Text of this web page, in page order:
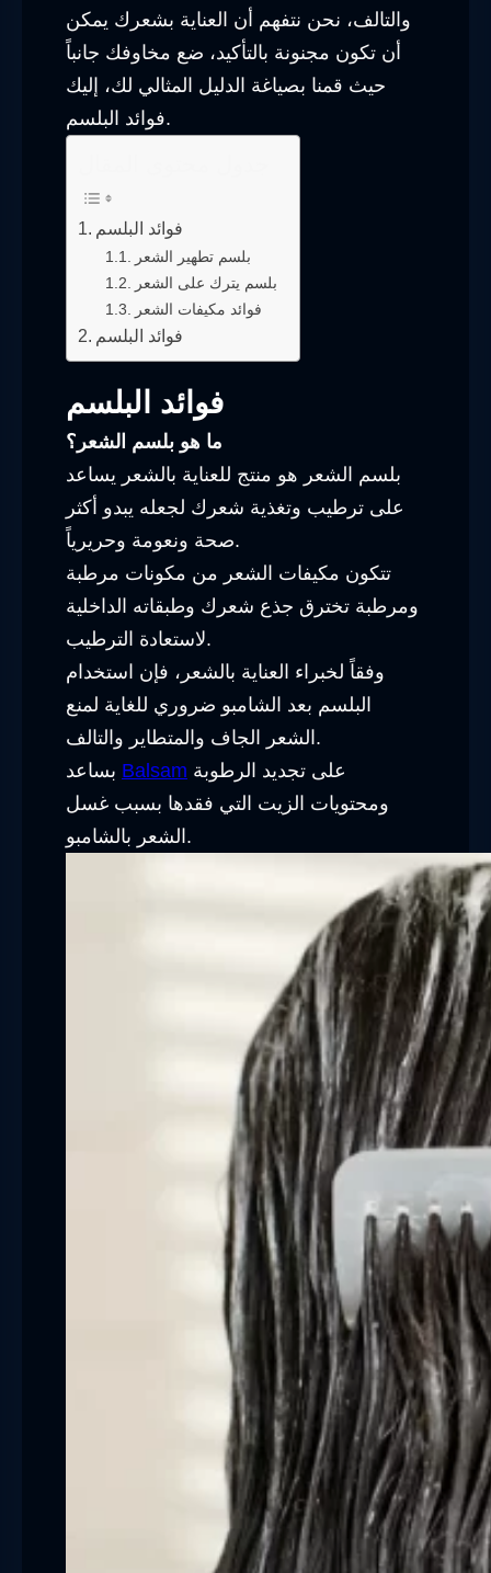
والتالف، نحن نتفهم أن العناية بشعرك يمكن
أن تكون مجنونة بالتأكيد، ضع مخاوفك جانباً
حيث قمنا بصياغة الدليل المثالي لك، إليك
فوائد البلسم.
فوائد البلسم
بلسم تطهير الشعر
بلسم يترك على الشعر
فوائد مكيفات الشعر
فوائد البلسم
فوائد البلسم
ما هو بلسم الشعر؟
بلسم الشعر هو منتج للعناية بالشعر يساعد
على ترطيب وتغذية شعرك لجعله يبدو أكثر
صحة ونعومة وحريرياً.
تتكون مكيفات الشعر من مكونات مرطبة
ومرطبة تخترق جذع شعرك وطبقاته الداخلية
لاستعادة الترطيب.
وفقاً لخبراء العناية بالشعر، فإن استخدام
البلسم بعد الشامبو ضروري للغاية لمنع
الشعر الجاف والمتطاير والتالف.
Balsam
ومحتويات الزيت التي فقدها بسبب غسل
الشعر بالشامبو.